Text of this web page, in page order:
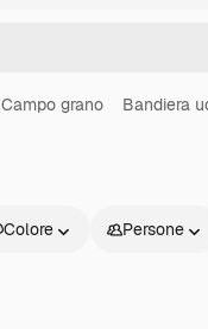
Campo grano Bandiera
Colore Persone